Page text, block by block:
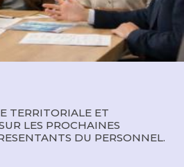
TERRITORIALE ET
LES PROCHAINES
DU PERSONNEL.